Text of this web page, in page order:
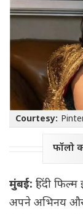
Courtesy:
फॉलो
मुंबई: हिंदी फिल्म
अपने अभिनय और